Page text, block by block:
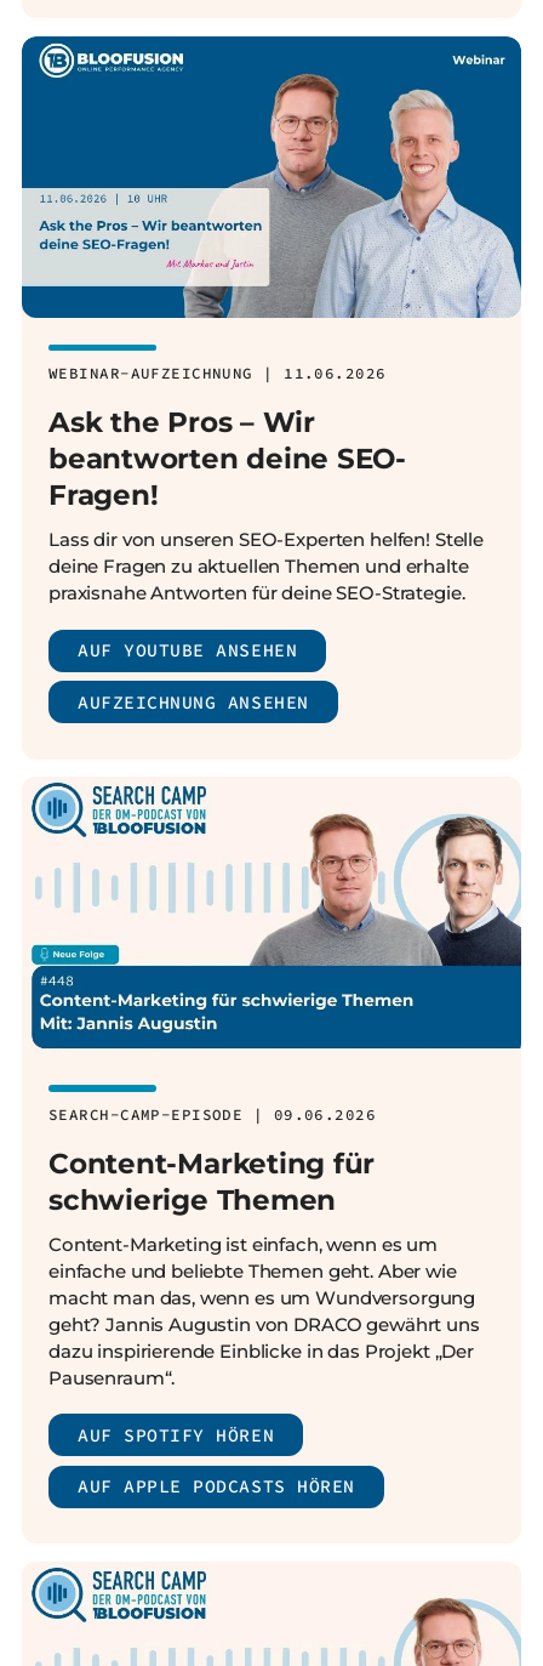
WEBINAR-AUFZEICHNUNG | 11.06.2026
Ask the Pros – Wir
beantworten deine SEO-
Fragen!
Lass dir von unseren SEO-Experten helfen! Stelle
deine Fragen zu aktuellen Themen und erhalte
praxisnahe Antworten für deine SEO-Strategie.
AUF YOUTUBE ANSEHEN
AUFZEICHNUNG ANSEHEN
SEARCH-CAMP-EPISODE | 09.06.2026
Content-Marketing für
schwierige Themen
Content-Marketing ist einfach, wenn es um
einfache und beliebte Themen geht. Aber wie
macht man das, wenn es um Wundversorgung
geht? Jannis Augustin von DRACO gewährt uns
dazu inspirierende Einblicke in das Projekt „Der
Pausenraum“.
AUF SPOTIFY HÖREN
AUF APPLE PODCASTS HÖREN